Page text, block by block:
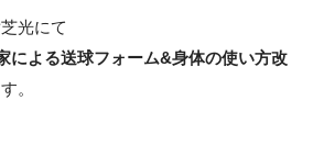
光にて
による送球フォーム&身体の使い方改
。